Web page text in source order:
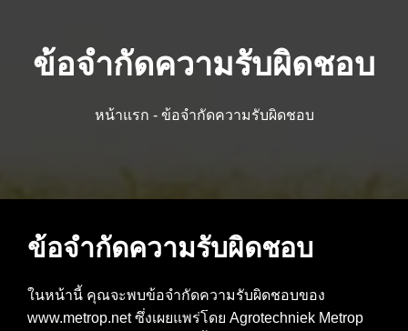
บล็อก
เอาท์เล็ท
คำถามที่พบบ่อย
ข้อจำกัดความรับผิดชอบ
หน้าแรก - ข้อจำกัดความรับผิดชอบ
ข้อจำกัดความรับผิดชอบ
ในหน้านี้ คุณจะพบข้อจำกัดความรับผิดชอบของ
www.metrop.net ซึ่งเผยแพร่โดย Agrotechniek Metrop